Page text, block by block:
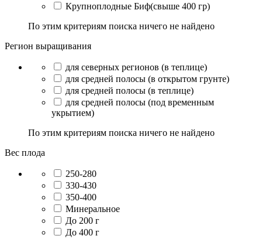
Крупноплодные Биф(свыше 400 гр)
По этим критериям поиска ничего не найдено
Регион выращивания
для северных регионов (в теплице)
для средней полосы (в открытом грунте)
для средней полосы (в теплице)
для средней полосы (под временным
укрытием)
По этим критериям поиска ничего не найдено
Вес плода
250-280
330-430
350-400
Минеральное
До 200 г
До 400 г